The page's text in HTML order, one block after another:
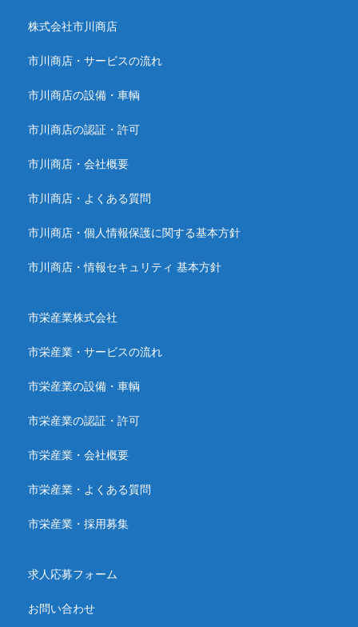
株式会社市川商店
市川商店・サービスの流れ
市川商店の設備・車輌
市川商店の認証・許可
市川商店・会社概要
市川商店・よくある質問
市川商店・個人情報保護に関する基本方針
市川商店・情報セキュリティ 基本方針
市栄産業株式会社
市栄産業・サービスの流れ
市栄産業の設備・車輌
市栄産業の認証・許可
市栄産業・会社概要
市栄産業・よくある質問
市栄産業・採用募集
求人応募フォーム
お問い合わせ